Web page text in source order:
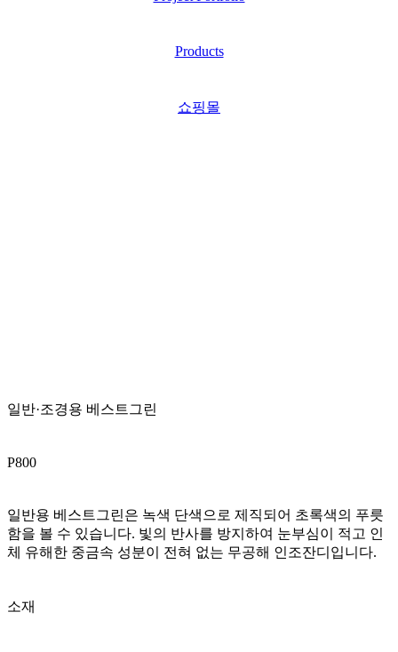
Products
쇼핑몰
일반·조경용 베스트그린
P800
일반용 베스트그린은 녹색 단색으로 제직되어 초록색의 푸릇
함을 볼 수 있습니다. 빛의 반사를 방지하여 눈부심이 적고 인
체 유해한 중금속 성분이 전혀 없는 무공해 인조잔디입니다.
소재